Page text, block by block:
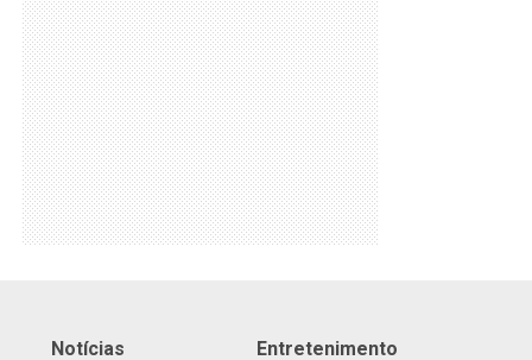
Notícias Entretenimento